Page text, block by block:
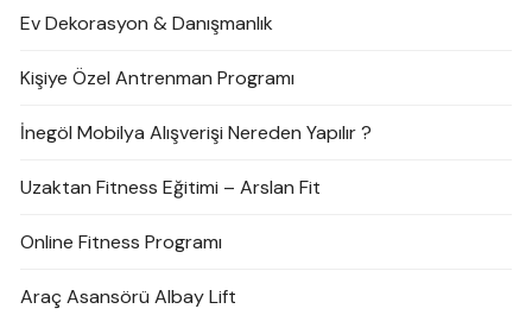
Ev Dekorasyon & Danışmanlık
Kişiye Özel Antrenman Programı
İnegöl Mobilya Alışverişi Nereden Yapılır ?
Uzaktan Fitness Eğitimi – Arslan Fit
Online Fitness Programı
Araç Asansörü Albay Lift